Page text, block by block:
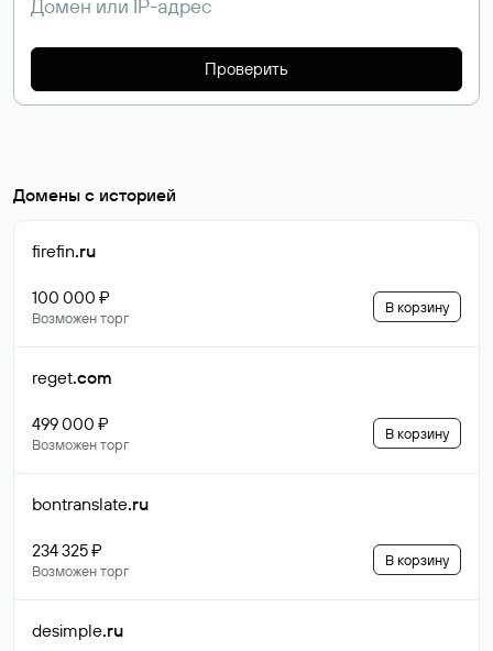
Проверить
Домены с историей
firefin.ru
100 000 ₽
Возможен торг
В корзину
reget.com
499 000 ₽
Возможен торг
В корзину
bontranslate.ru
234 325 ₽
Возможен торг
В корзину
desimple.ru